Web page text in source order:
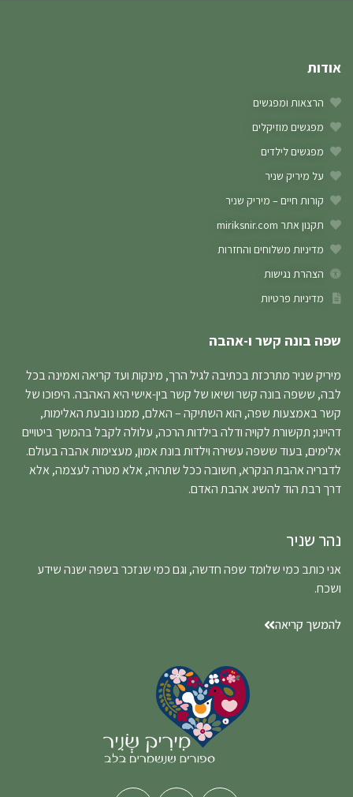
אודות
הרצאות ומפגשים
מפגשים מוזיקלים
מפגשים לילדים
על מיריק שניר
קורות חיים – מיריק שניר
תקנון אתר miriksnir.com
מדיניות משלוחים והחזרות
הצהרת נגישות
מדיניות פרטיות
שפה בונה קשר ו-אהבה
מיריק שניר מתרכזת בכתיבה לגיל הרך, מינקות ועד קריאה ואמינה בכל
לבה, ששפה בונה קשר ושיאו של קשר בין-אישי היא האהבה. היפוכו של
קשר באמצעות שפה, הוא השתיקה – האלם, ממנו נובעת האלימות,
דהיינו; תקשורת לקויה ודלה בילדות הרכה, עלולה לקבל בהמשך ביטויים
אלימים, בעוד ששפה עשירה וילדות בונת אמון, מעצימות אהבה בעולם.
לדבריה אהבת הנקרא, חשובה ככל שתהיה, אלא מטרה לעצמה, אלא
דרך רבת הוד להשיג אהבת האדם.
נהר שניר
אני כותב כמי שלומד שפה חדשה, וגם כמי שנזכר בשפה ישנה שידע
ושכח.
להמשך קריאה